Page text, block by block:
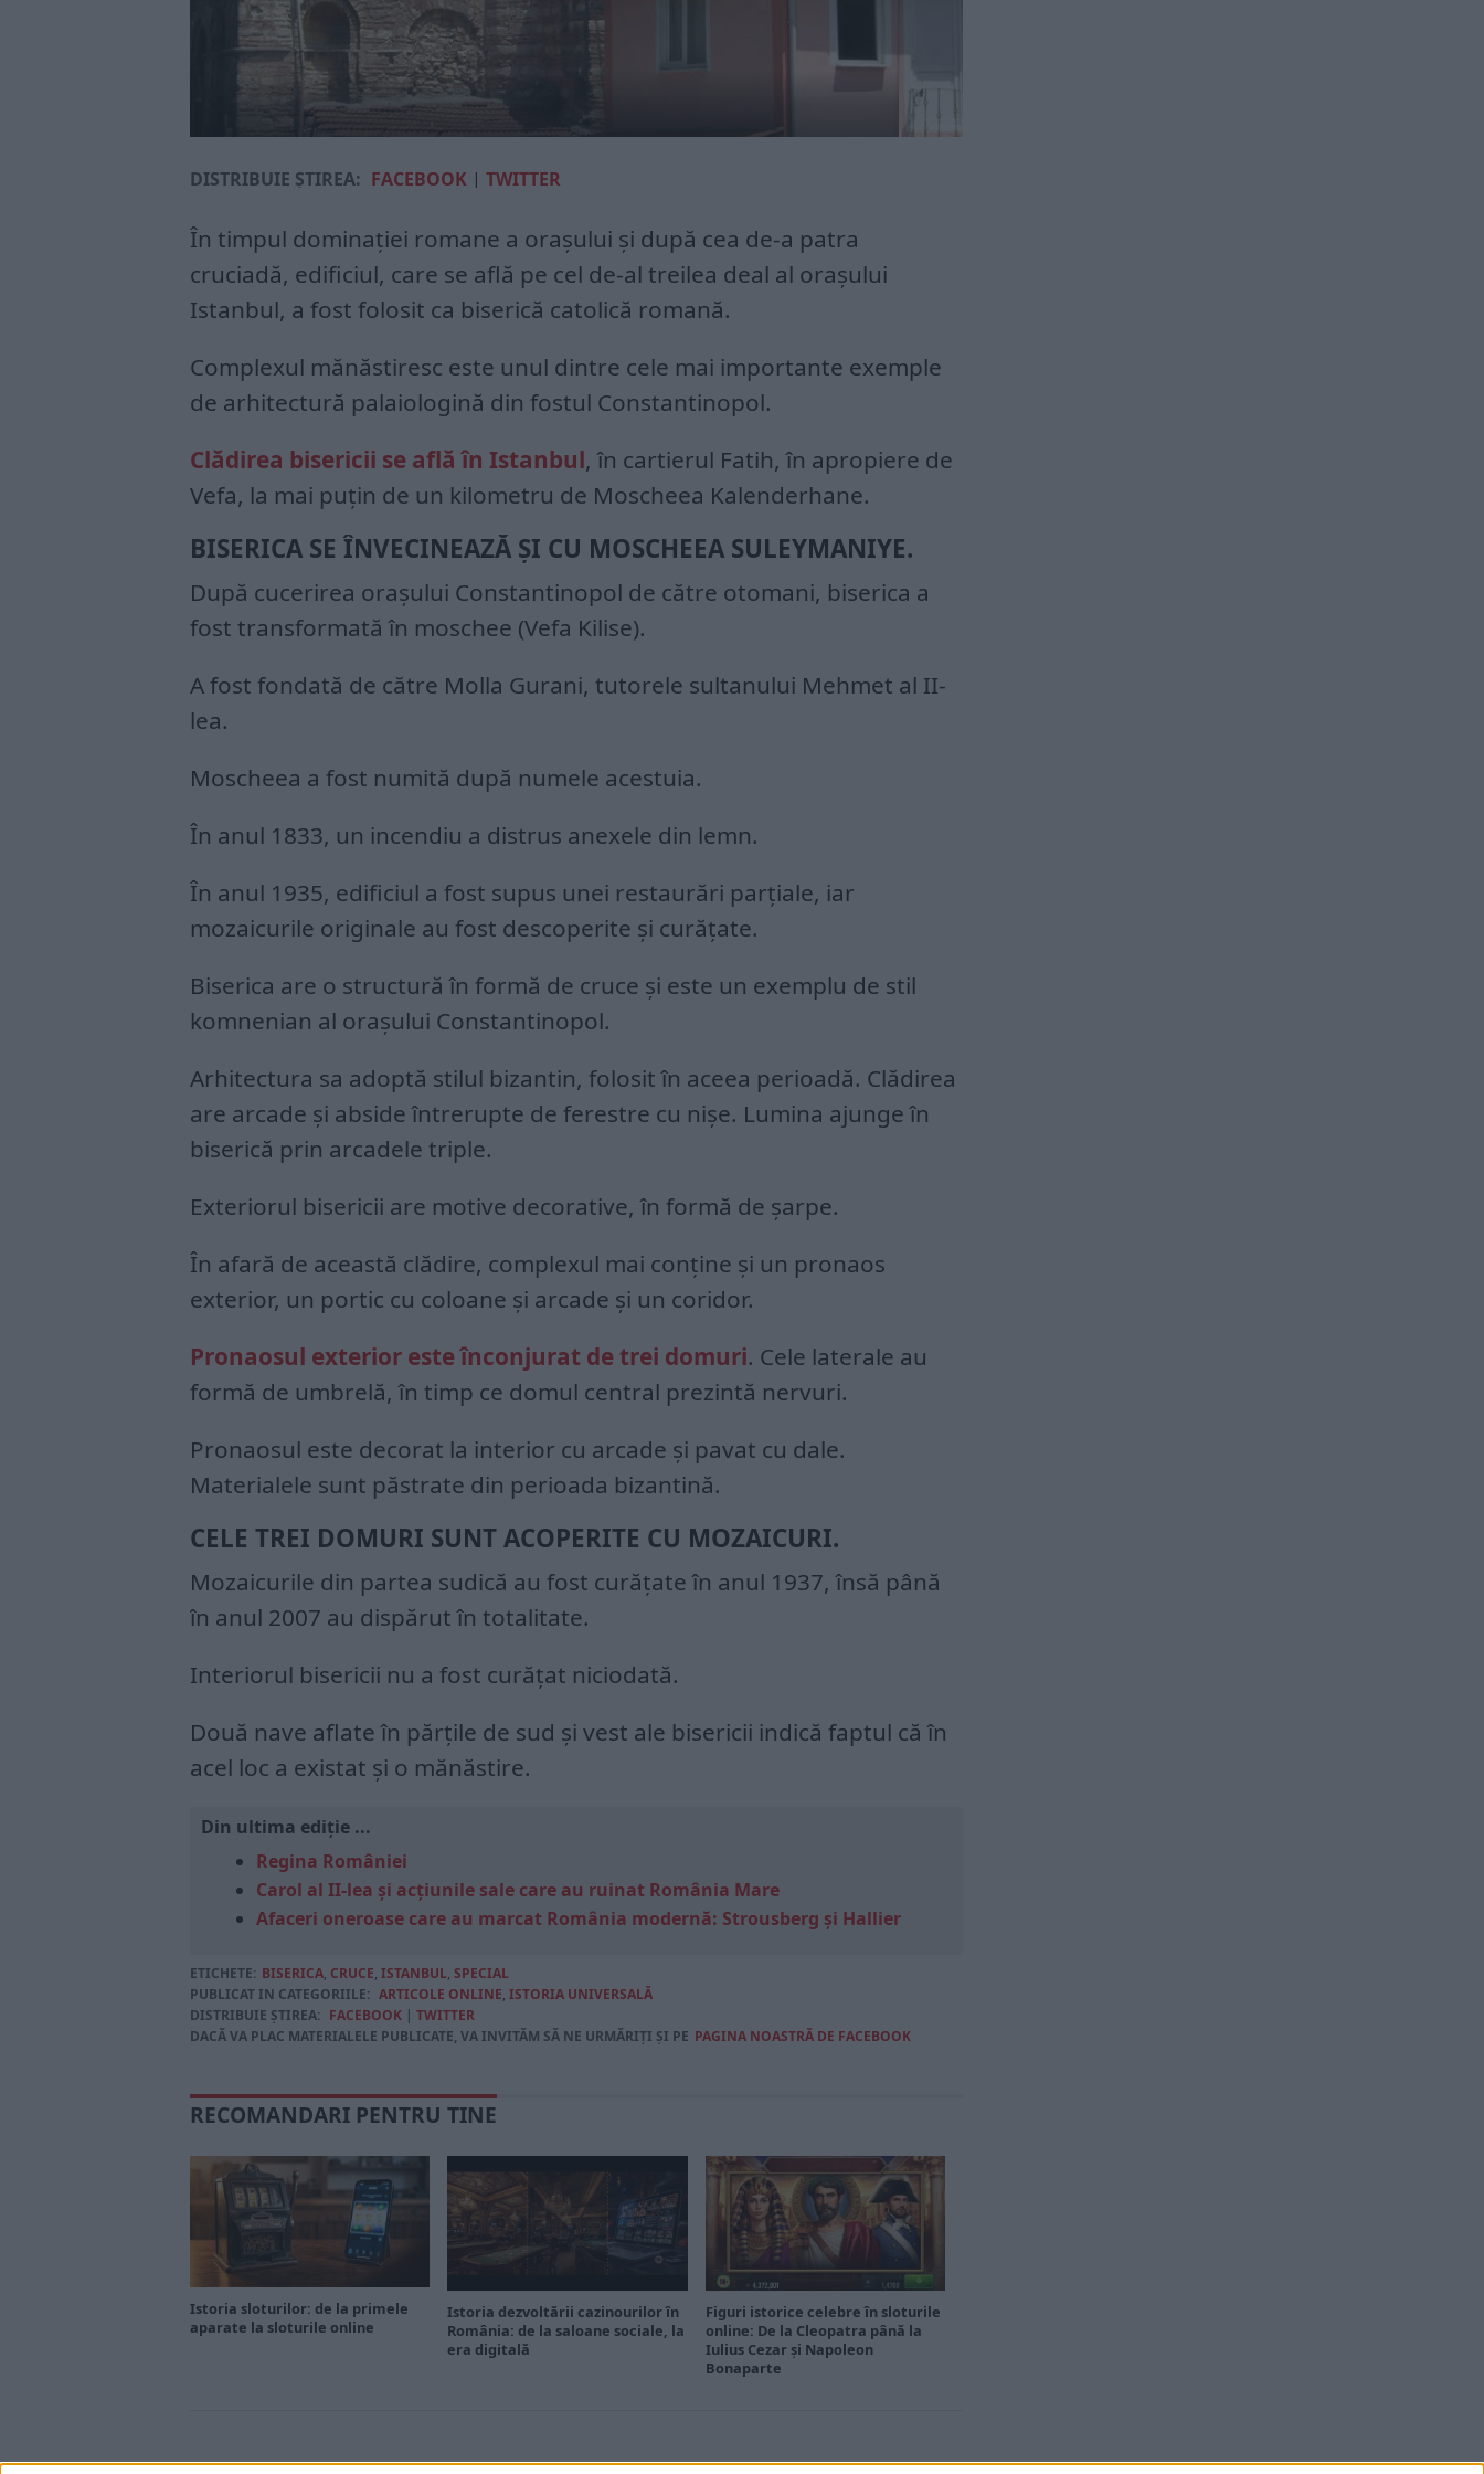
DISTRIBUIE ȘTIREA: FACEBOOK | TWITTER
În timpul dominaţiei romane a oraşului şi după cea de-a patra
cruciadă, edificiul, care se află pe cel de-al treilea deal al oraşului
Istanbul, a fost folosit ca biserică catolică romană.
Complexul mănăstiresc este unul dintre cele mai importante exemple
de arhitectură palaiologină din fostul Constantinopol.
Clădirea bisericii se află în Istanbul, în cartierul Fatih, în apropiere de
Vefa, la mai puţin de un kilometru de Moscheea Kalenderhane.
BISERICA SE ÎNVECINEAZĂ ŞI CU MOSCHEEA SULEYMANIYE.
După cucerirea oraşului Constantinopol de către otomani, biserica a
fost transformată în moschee (Vefa Kilise).
A fost fondată de către Molla Gurani, tutorele sultanului Mehmet al II-
lea.
Moscheea a fost numită după numele acestuia.
În anul 1833, un incendiu a distrus anexele din lemn.
În anul 1935, edificiul a fost supus unei restaurări parţiale, iar
mozaicurile originale au fost descoperite şi curăţate.
Biserica are o structură în formă de cruce şi este un exemplu de stil
komnenian al oraşului Constantinopol.
Arhitectura sa adoptă stilul bizantin, folosit în aceea perioadă. Clădirea
are arcade şi abside întrerupte de ferestre cu nişe. Lumina ajunge în
biserică prin arcadele triple.
Exteriorul bisericii are motive decorative, în formă de şarpe.
În afară de această clădire, complexul mai conţine şi un pronaos
exterior, un portic cu coloane şi arcade şi un coridor.
Pronaosul exterior este înconjurat de trei domuri. Cele laterale au
formă de umbrelă, în timp ce domul central prezintă nervuri.
Pronaosul este decorat la interior cu arcade şi pavat cu dale.
Materialele sunt păstrate din perioada bizantină.
CELE TREI DOMURI SUNT ACOPERITE CU MOZAICURI.
Mozaicurile din partea sudică au fost curăţate în anul 1937, însă până
în anul 2007 au dispărut în totalitate.
Interiorul bisericii nu a fost curăţat niciodată.
Două nave aflate în părţile de sud şi vest ale bisericii indică faptul că în
acel loc a existat şi o mănăstire.
Din ultima ediție ...
Regina României
Carol al II-lea și acțiunile sale care au ruinat România Mare
Afaceri oneroase care au marcat România modernă: Strousberg și Hallier
ETICHETE: BISERICA, CRUCE, ISTANBUL, SPECIAL
PUBLICAT IN CATEGORIILE: ARTICOLE ONLINE, ISTORIA UNIVERSALĂ
DISTRIBUIE ȘTIREA: FACEBOOK | TWITTER
DACĂ VA PLAC MATERIALELE PUBLICATE, VA INVITĂM SĂ NE URMĂRIȚI ȘI PE PAGINA NOASTRĂ DE FACEBOOK
RECOMANDARI PENTRU TINE
Istoria sloturilor: de la primele
aparate la sloturile online
Istoria dezvoltării cazinourilor în
România: de la saloane sociale, la
era digitală
Figuri istorice celebre în sloturile
online: De la Cleopatra până la
Iulius Cezar și Napoleon
Bonaparte